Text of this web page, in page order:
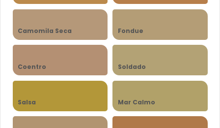
Camomila Seca Fondue
Coentro Soldado
Salsa Mar Calmo